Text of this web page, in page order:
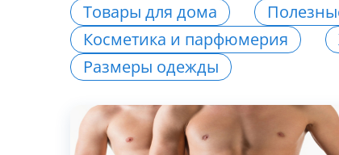
Товары для дома
Косметика и парфюмерия
Размеры одежды